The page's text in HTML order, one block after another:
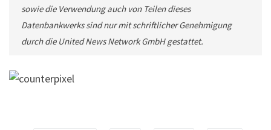
sowie die Verwendung auch von Teilen dieses
Datenbankwerks sind nur mit schriftlicher Genehmigung
durch die United News Network GmbH gestattet.